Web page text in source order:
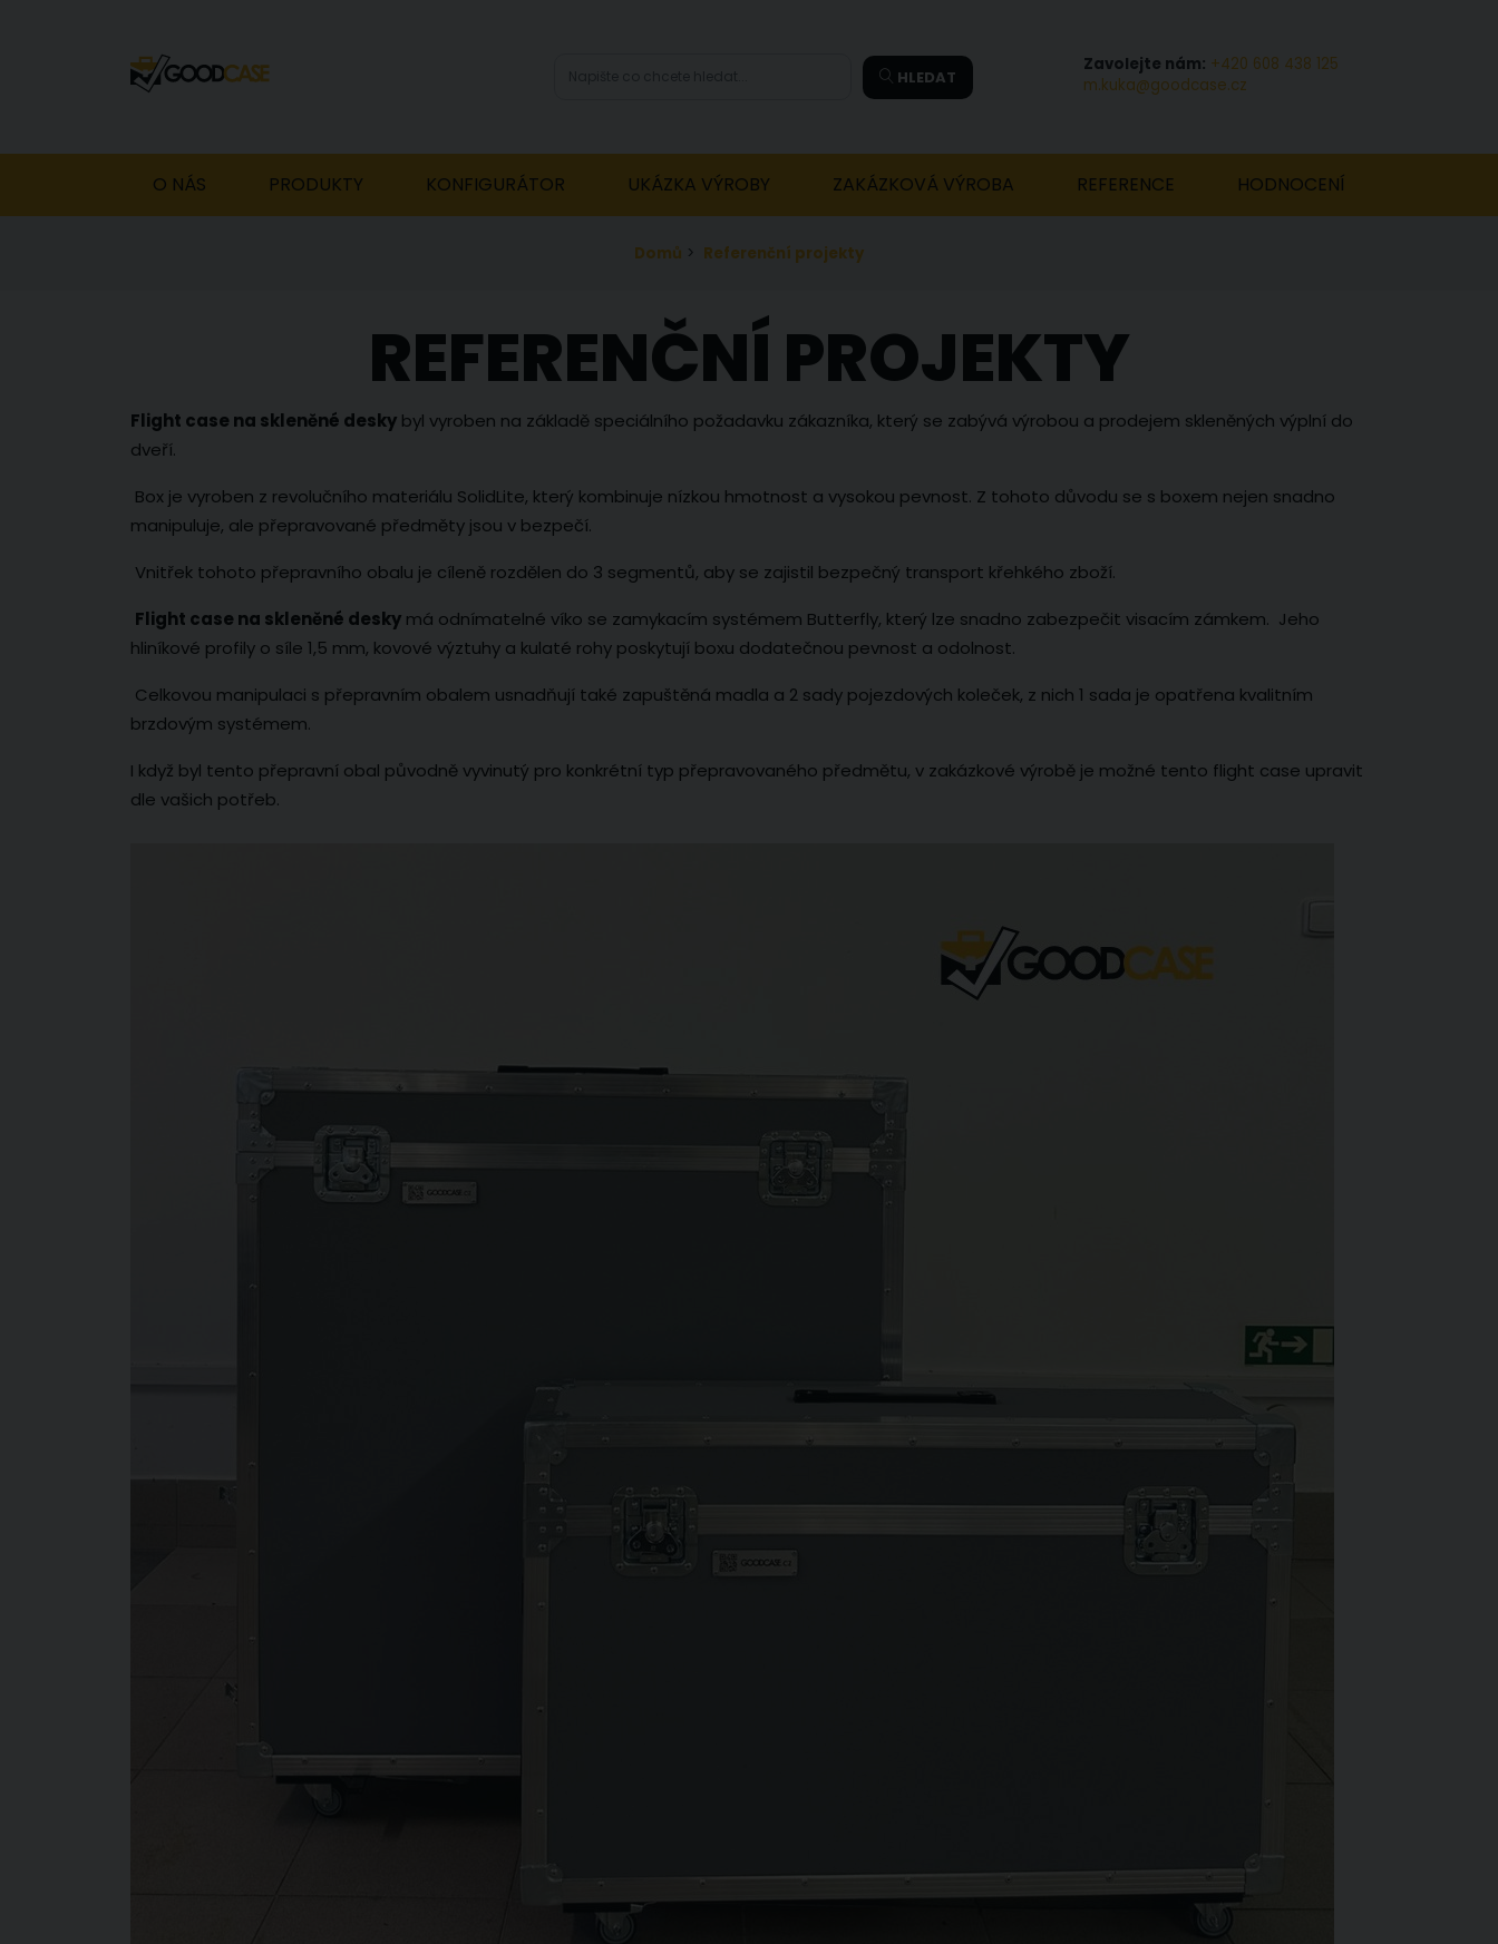
HLEDAT
Zavolejte nám: +420 608 438 125
m.kuka@goodcase.cz
O NÁS PRODUKTY KONFIGURÁTOR UKÁZKA VÝROBY ZAKÁZKOVÁ VÝROBA REFERENCE HODNOCENÍ
Domů > Referenční projekty
REFERENČNÍ PROJEKTY
Flight case na skleněné desky byl vyroben na základě speciálního požadavku zákazníka, který se zabývá výrobou a prodejem skleněných výplní do
dveří.
Box je vyroben z revolučního materiálu SolidLite, který kombinuje nízkou hmotnost a vysokou pevnost. Z tohoto důvodu se s boxem nejen snadno
manipuluje, ale přepravované předměty jsou v bezpečí.
Vnitřek tohoto přepravního obalu je cíleně rozdělen do 3 segmentů, aby se zajistil bezpečný transport křehkého zboží.
Flight case na skleněné desky má odnímatelné víko se zamykacím systémem Butterfly, který lze snadno zabezpečit visacím zámkem. Jeho
hliníkové profily o síle 1,5 mm, kovové výztuhy a kulaté rohy poskytují boxu dodatečnou pevnost a odolnost.
Celkovou manipulaci s přepravním obalem usnadňují také zapuštěná madla a 2 sady pojezdových koleček, z nich 1 sada je opatřena kvalitním
brzdovým systémem.
I když byl tento přepravní obal původně vyvinutý pro konkrétní typ přepravovaného předmětu, v zakázkové výrobě je možné tento flight case upravit
dle vašich potřeb.